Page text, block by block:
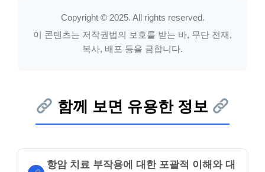
Copyright © 2025. All rights reserved.
이 콘텐츠는 저작권법의 보호를 받는 바, 무단 전재,
복사, 배포 등을 금합니다.
함께 보면 유용한 정보
항암 치료 부작용에 대한 포괄적 이해와 대